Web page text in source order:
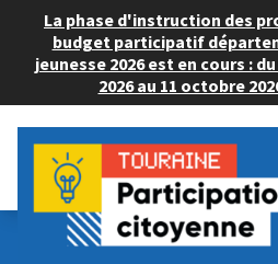
La phase d'instruction des
budget participatif
jeunesse 2026 est en cours :
2026 au 11 octobre
Budget Participatif ADULTE 2024
💡 Déposer un projet